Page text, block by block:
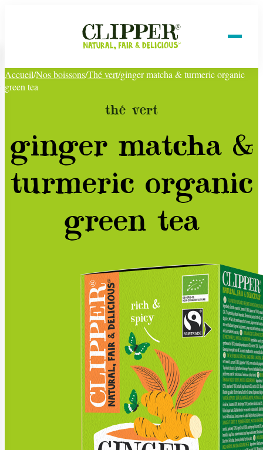
Accueil/Nos boissons/Thé vert/ginger matcha & turmeric organic
green tea
thé vert
ginger matcha &
turmeric organic
green tea